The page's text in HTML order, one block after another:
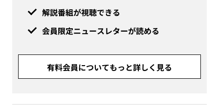
解説番組が視聴できる
会員限定ニュースレターが読める
有料会員についてもっと詳しく見る